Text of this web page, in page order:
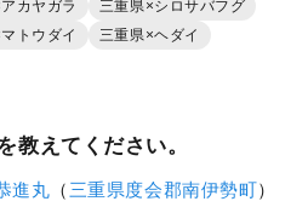
カヤガラ
三重県×シロサバフグ
トウダイ
三重県×ヘダイ
教えてください。
進丸 （ 三重県度会郡南伊勢町）